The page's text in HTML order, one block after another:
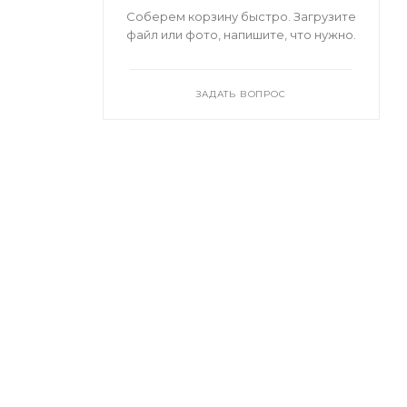
Соберем корзину быстро. Загрузите
файл или фото, напишите, что нужно.
ЗАДАТЬ ВОПРОС